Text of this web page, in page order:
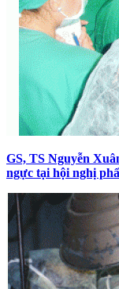
GS, TS Nguyễn
ngực tại hội nghị